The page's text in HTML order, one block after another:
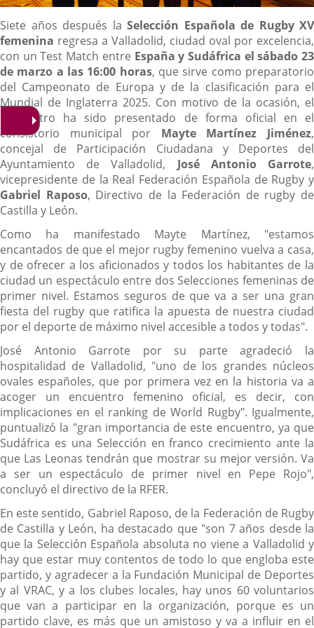
Descripción
Siete años después la Selección Española de Rugby XV
femenina regresa a Valladolid, ciudad oval por excelencia,
con un Test Match entre España y Sudáfrica el sábado 23
de marzo a las 16:00 horas, que sirve como preparatorio
del Campeonato de Europa y de la clasificación para el
Mundial de Inglaterra 2025. Con motivo de la ocasión, el
encuentro ha sido presentado de forma oficial en el
consistorio municipal por Mayte Martínez Jiménez,
concejal de Participación Ciudadana y Deportes del
Ayuntamiento de Valladolid, José Antonio Garrote,
vicepresidente de la Real Federación Española de Rugby y
Gabriel Raposo, Directivo de la Federación de rugby de
Castilla y León.
Como ha manifestado Mayte Martínez, "estamos
encantados de que el mejor rugby femenino vuelva a casa,
y de ofrecer a los aficionados y todos los habitantes de la
ciudad un espectáculo entre dos Selecciones femeninas de
primer nivel. Estamos seguros de que va a ser una gran
fiesta del rugby que ratifica la apuesta de nuestra ciudad
por el deporte de máximo nivel accesible a todos y todas".
José Antonio Garrote por su parte agradeció la
hospitalidad de Valladolid, "uno de los grandes núcleos
ovales españoles, que por primera vez en la historia va a
acoger un encuentro femenino oficial, es decir, con
implicaciones en el ranking de World Rugby". Igualmente,
puntualizó la "gran importancia de este encuentro, ya que
Sudáfrica es una Selección en franco crecimiento ante la
que Las Leonas tendrán que mostrar su mejor versión. Va
a ser un espectáculo de primer nivel en Pepe Rojo",
concluyó el directivo de la RFER.
En este sentido, Gabriel Raposo, de la Federación de Rugby
de Castilla y León, ha destacado que "son 7 años desde la
que la Selección Española absoluta no viene a Valladolid y
hay que estar muy contentos de todo lo que engloba este
partido, y agradecer a la Fundación Municipal de Deportes
y al VRAC, y a los clubes locales, hay unos 60 voluntarios
que van a participar en la organización, porque es un
partido clave, es más que un amistoso y va a influir en el